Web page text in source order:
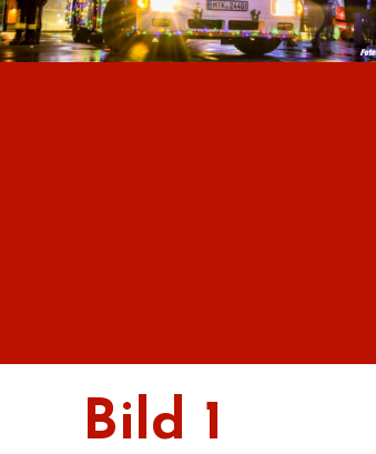
Bild 1